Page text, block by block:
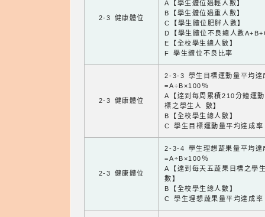
2-3 健康體位
A【學生體位過輕人數】
B【學生體位過重人數】
C【學生體位肥胖人數】
D【學生體位不良總人數
E【全校學生總人數】
F 學生體位不良比率
2-3 健康體位
2-3-3 學生目標運動量平均達
=A÷B×100％
A【達到每周累積210分鐘運
標之學生人 數】
B【全校學生總人數】
C 學生目標運動量平均達成率
2-3 健康體位
2-3-4 學生理想蔬果量平均達
=A÷B×100％
A【達到每天五蔬果目標之學
數】
B【全校學生總人數】
C 學生理想蔬果量平均達成率